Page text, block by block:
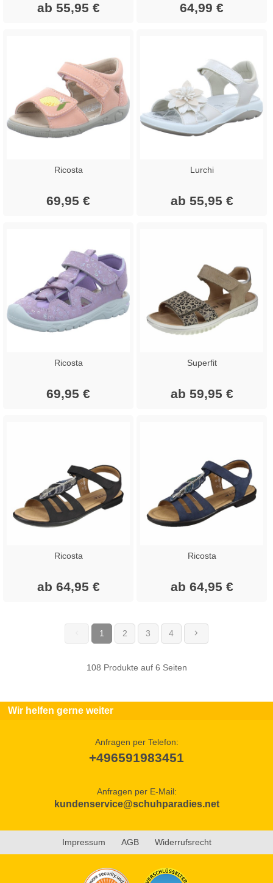
ab 55,95 € 64,99 €
Ricosta
69,95 €
Lurchi
ab 55,95 €
Ricosta
69,95 €
Superfit
ab 59,95 €
Ricosta
ab 64,95 €
Ricosta
ab 64,95 €
1 (current)
2 3 4
108 Produkte auf 6 Seiten
Wir helfen gerne weiter
Anfragen per Telefon:
+496591983451
Anfragen per E-Mail:
kundenservice@schuhparadies.net
Impressum AGB Widerrufsrecht